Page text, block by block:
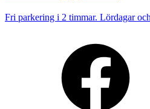
Fri parkering i 2 timmar. Lördagar